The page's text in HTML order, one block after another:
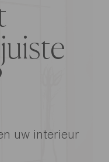
uw interieur